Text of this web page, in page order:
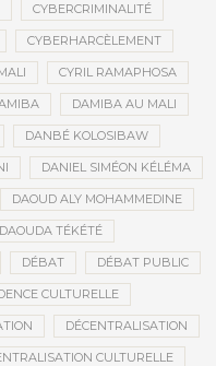
CYBERCRIMINALITÉ
CYBERHARCÈLEMENT
CYRIL RAMAPHOSA
DAMIBA AU MALI
DANBÉ KOLOSIBAW
DANIEL SIMÉON KÉLÉMA
DAOUD ALY MOHAMMEDINE
DAOUDA TÉKÉTÉ
DÉBAT DÉBAT PUBLIC
CULTURELLE
DÉCENTRALISATION
CULTURELLE